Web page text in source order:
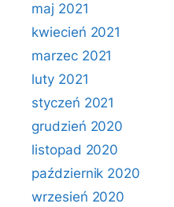
maj 2021
kwiecień 2021
marzec 2021
luty 2021
styczeń 2021
grudzień 2020
listopad 2020
październik 2020
wrzesień 2020